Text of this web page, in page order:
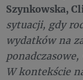
Szynkowska,
sytuacji, gdy
wydatków na
W kontekście